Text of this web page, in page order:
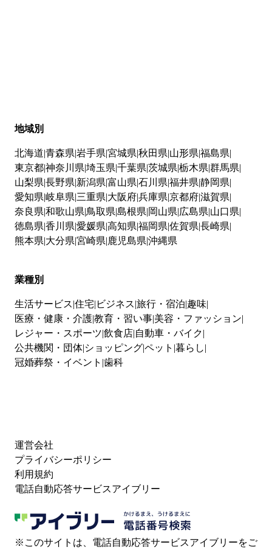
地域別
北海道 青森県 岩手県 宮城県 秋田県 山形県 福島県
東京都神奈川県 埼玉県 千葉県 茨城県 栃木県 群馬県
山梨県 長野県 新潟県 富山県 石川県 福井県 静岡県
愛知県 岐阜県 三重県 大阪府兵庫県 京都府滋賀県
奈良県 和歌山県 鳥取県 島根県 岡山県 広島県 山口県
徳島県 香川県 愛媛県 高知県 福岡県 佐賀県 長崎県
熊本県 大分県 宮崎県 鹿児島県 沖縄県
業種別
生活サービス 住宅 ビジネス 旅行・宿泊 趣味
医療・健康・介護教育・習い事 美容・ファッション
レジャー・スポーツ 飲食店 自動車・バイク
公共機関・団体 ショッピングペット 暮らし
冠婚葬祭・イベント 歯科
運営会社
プライバシーポリシー
利用規約
電話自動応答サービスアイブリー
※このサイトは、電話自動応答サービスアイブリーをご